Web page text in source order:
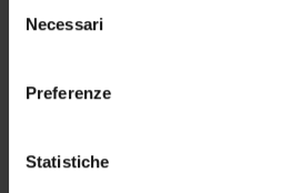
modificare o revocare il proprio
momento dalla Dichiarazione
raccogliere informazioni
geografica, con
Necessari
Preferenze
Statistiche
Theory
* Fundamentals:
- arithmetic.